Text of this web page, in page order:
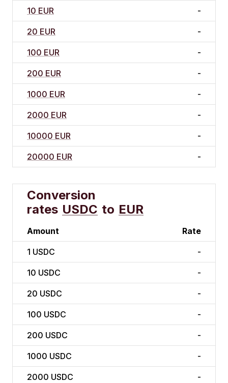
10 EUR -
20 EUR -
100 EUR -
200 EUR -
1000 EUR -
2000 EUR -
10000 EUR -
20000 EUR -
Conversion
rates USDC to EUR
Amount Rate
1 USDC -
10 USDC -
20 USDC -
100 USDC -
200 USDC -
1000 USDC -
2000 USDC -